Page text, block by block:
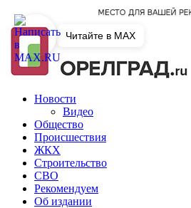
Новости
Видео
Общество
Происшествия
ЖКХ
Строительство
СВО
Рекомендуем
Об издании
Читайте в MAX